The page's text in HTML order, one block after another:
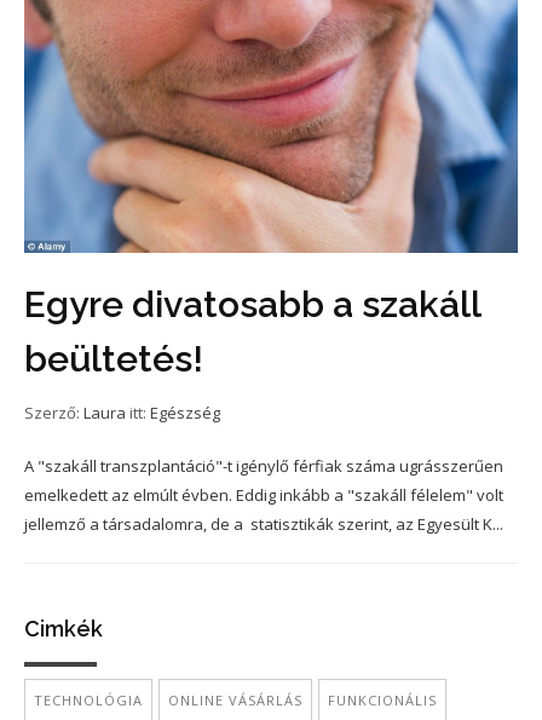
Egyre divatosabb a szakáll
beültetés!
Szerző: Laura itt: Egészség
A "szakáll transzplantáció"-t igénylő férfiak száma ugrásszerűen
emelkedett az elmúlt évben. Eddig inkább a "szakáll félelem" volt
jellemző a társadalomra, de a statisztikák szerint, az Egyesült K...
Cimkék
TECHNOLÓGIA ONLINE VÁSÁRLÁS FUNKCIONÁLIS